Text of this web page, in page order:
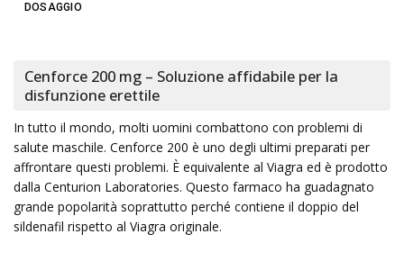
DOSAGGIO
Cenforce 200 mg – Soluzione affidabile per la
disfunzione erettile
In tutto il mondo, molti uomini combattono con problemi di
salute maschile. Cenforce 200 è uno degli ultimi preparati per
affrontare questi problemi. È equivalente al Viagra ed è prodotto
dalla Centurion Laboratories. Questo farmaco ha guadagnato
grande popolarità soprattutto perché contiene il doppio del
sildenafil rispetto al Viagra originale.